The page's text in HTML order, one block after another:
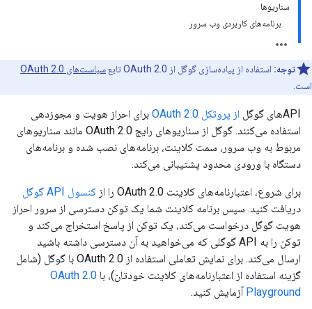
سناریوها
برنامه‌های کاربردی وب سرور
توجه: استفاده از پیاده‌سازی گوگل از OAuth 2.0 تابع
سیاست‌های OAuth 2.0
است.
APIهای گوگل از پروتکل OAuth 2.0
برای احراز هویت و مجوزدهی
استفاده می‌کنند. گوگل از سناریوهای رایج OAuth 2.0 مانند سناریوهای
مربوط به وب سرور، سمت کلاینت، برنامه‌های نصب شده و برنامه‌های
دستگاه با ورودی محدود پشتیبانی می‌کند.
برای شروع، اعتبارنامه‌های کلاینت OAuth 2.0 را از
کنسول API گوگل
دریافت کنید. سپس برنامه کلاینت شما یک توکن دسترسی از سرور احراز
هویت گوگل درخواست می‌کند، یک توکن از پاسخ استخراج می‌کند و
توکن را به API گوگلی که می‌خواهید به آن دسترسی داشته باشید
ارسال می‌کند. برای نمایش تعاملی استفاده از OAuth 2.0 با گوگل (شامل
گزینه استفاده از اعتبارنامه‌های کلاینت خودتان)، با OAuth 2.0
Playground آزمایش کنید.